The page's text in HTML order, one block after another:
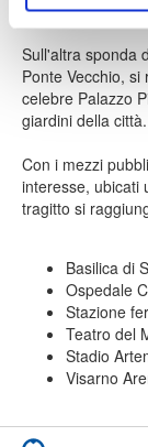
Sull'altra sponda
Ponte Vecchio,
celebre Palazzo
giardini della città.
Con i mezzi
interesse, ubicati
tragitto si
Basilica di
Ospedale
Stazione
Teatro del
Stadio
Visarno